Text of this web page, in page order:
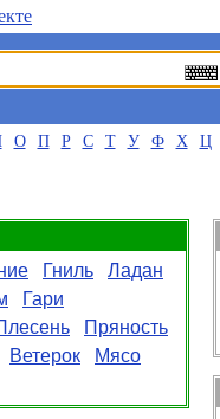
О П Р С Т У Ф Х Ц
Гниль
Ладан
Гари
Пряность
Ветерок
Мясо